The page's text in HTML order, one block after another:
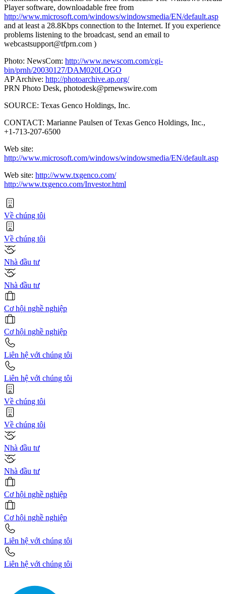
Player software, downloadable free from
http://www.microsoft.com/windows/windowsmedia/EN/default.asp
and at least a 28.8Kbps connection to the Internet. If you experience
problems listening to the broadcast, send an email to
webcastsupport@tfprn.com )
Photo: NewsCom: http://www.newscom.com/cgi-
bin/prnh/20030127/DAM020LOGO
AP Archive: http://photoarchive.ap.org/
PRN Photo Desk, photodesk@prnewswire.com
SOURCE: Texas Genco Holdings, Inc.
CONTACT: Marianne Paulsen of Texas Genco Holdings, Inc.,
+1-713-207-6500
Web site:
http://www.microsoft.com/windows/windowsmedia/EN/default.asp
Web site: http://www.txgenco.com/
http://www.txgenco.com/Investor.html
Về chúng tôi
Về chúng tôi
Nhà đầu tư
Nhà đầu tư
Cơ hội nghề nghiệp
Cơ hội nghề nghiệp
Liên hệ với chúng tôi
Liên hệ với chúng tôi
Về chúng tôi
Về chúng tôi
Nhà đầu tư
Nhà đầu tư
Cơ hội nghề nghiệp
Cơ hội nghề nghiệp
Liên hệ với chúng tôi
Liên hệ với chúng tôi